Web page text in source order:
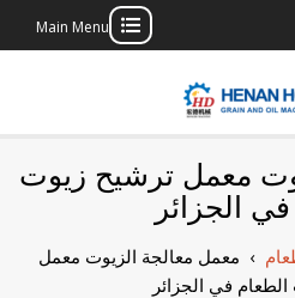
Main Menu
بناء مصنع إنتاج
النباتية
الخاص بك
معمل ترشيح زيوت
الجزائر
› معمل معالجة الزيوت معمل
في الجزائر